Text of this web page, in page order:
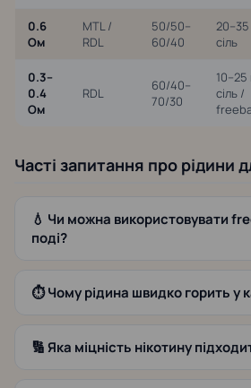
0.6
Ом
MTL /
RDL
50/50–
60/40
сіль
0.3–
0.4
Ом
RDL
60/40–
70/30
10–25
сіль /
Часті запитання про рідини
💧 Чи можна використовувати
поді?
⏱️ Чому рідина швидко горить у
🔢 Яка міцність нікотину